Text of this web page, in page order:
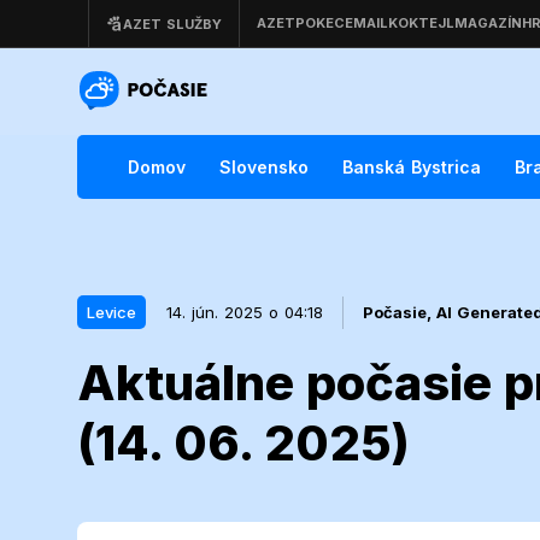
Domov Slovensko Banská Bystrica
Levice 14. jún. 2025 o 04:18 Počasie, AI
Aktuálne počasie
(14. 06. 2025)
Levice
Aktuálne